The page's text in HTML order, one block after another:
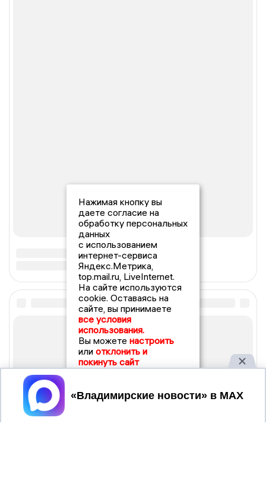
Нажимая кнопку вы
даете согласие на
обработку персональных
данных
с использованием
интернет-сервиса
Яндекс.Метрика,
top.mail.ru, LiveInternet.
На сайте используются
cookie. Оставаясь на
сайте, вы принимаете
все условия
использования.
Вы можете настроить
или отклонить и
покинуть сайт
Принять